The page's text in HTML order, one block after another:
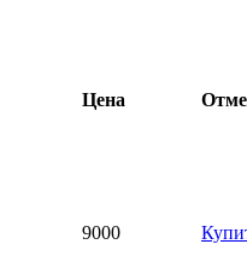
Цена
9000